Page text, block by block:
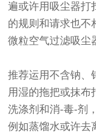
遍或许用吸尘器打
的规则和请求也不
微粒空气过滤吸尘
推荐运用不含钠、
用湿的拖把或抹布
洗涤剂和消-毒-剂
例如蒸馏水或许去